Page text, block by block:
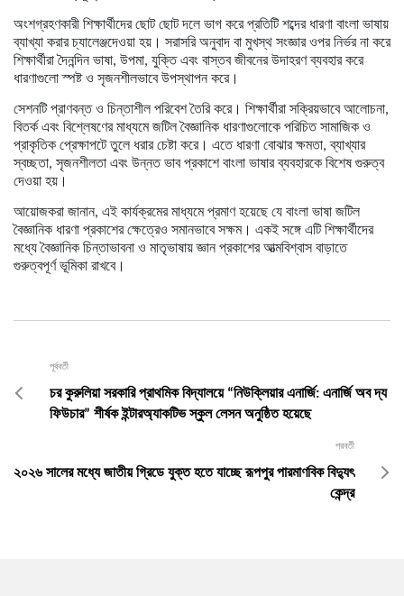
অংশগ্রহণকারী শিক্ষার্থীদের ছোট ছোট দলে ভাগ করে প্রতিটি শব্দের ধারণা বাংলা ভাষায়
ব্যাখ্যা করার চ্যালেঞ্জদেওয়া হয়। সরাসরি অনুবাদ বা মুখস্থ সংজ্ঞার ওপর নির্ভর না করে
শিক্ষার্থীরা দৈনন্দিন ভাষা, উপমা, যুক্তি এবং বাস্তব জীবনের উদাহরণ ব্যবহার করে
ধারণাগুলো স্পষ্ট ও সৃজনশীলভাবে উপস্থাপন করে।
সেশনটি প্রাণবন্ত ও চিন্তাশীল পরিবেশ তৈরি করে। শিক্ষার্থীরা সক্রিয়ভাবে আলোচনা,
বিতর্ক এবং বিশ্লেষণের মাধ্যমে জটিল বৈজ্ঞানিক ধারণাগুলোকে পরিচিত সামাজিক ও
প্রাকৃতিক প্রেক্ষাপটে তুলে ধরার চেষ্টা করে। এতে ধারণা বোঝার ক্ষমতা, ব্যাখ্যার
স্বচ্ছতা, সৃজনশীলতা এবং উন্নত ভাব প্রকাশে বাংলা ভাষার ব্যবহারকে বিশেষ গুরুত্ব
দেওয়া হয়।
আয়োজকরা জানান, এই কার্যক্রমের মাধ্যমে প্রমাণ হয়েছে যে বাংলা ভাষা জটিল
বৈজ্ঞানিক ধারণা প্রকাশের ক্ষেত্রেও সমানভাবে সক্ষম। একই সঙ্গে এটি শিক্ষার্থীদের
মধ্যে বৈজ্ঞানিক চিন্তাভাবনা ও মাতৃভাষায় জ্ঞান প্রকাশের আত্মবিশ্বাস বাড়াতে
গুরুত্বপূর্ণ ভূমিকা রাখবে।
পূর্ববর্তী
চর কুরুলিয়া সরকারি প্রাথমিক বিদ্যালয়ে “নিউক্লিয়ার এনার্জি: এনার্জি অব দ্য
ফিউচার” শীর্ষক ইন্টারঅ্যাকটিভ স্কুল লেসন অনুষ্ঠিত হয়েছে
পরবর্তী
২০২৬ সালের মধ্যে জাতীয় গ্রিডে যুক্ত হতে যাচ্ছে রূপপুর পারমাণবিক বিদ্যুৎ
কেন্দ্র